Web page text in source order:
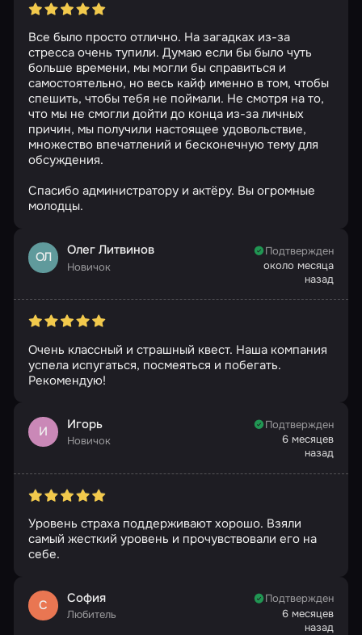
Все было просто отлично. На загадках из-за
стресса очень тупили. Думаю если бы было чуть
больше времени, мы могли бы справиться и
самостоятельно, но весь кайф именно в том, чтобы
спешить, чтобы тебя не поймали. Не смотря на то,
что мы не смогли дойти до конца из-за личных
причин, мы получили настоящее удовольствие,
множество впечатлений и бесконечную тему для
обсуждения.
Спасибо администратору и актёру. Вы огромные
молодцы.
ОЛ Олег Литвинов
Новичок
Подтвержден
около месяца
назад
Очень классный и страшный квест. Наша компания
успела испугаться, посмеяться и побегать.
Рекомендую!
И Игорь
Новичок
Подтвержден
6 месяцев
назад
Уровень страха поддерживают хорошо. Взяли
самый жесткий уровень и прочувствовали его на
себе.
С София
Любитель
Подтвержден
6 месяцев
назад